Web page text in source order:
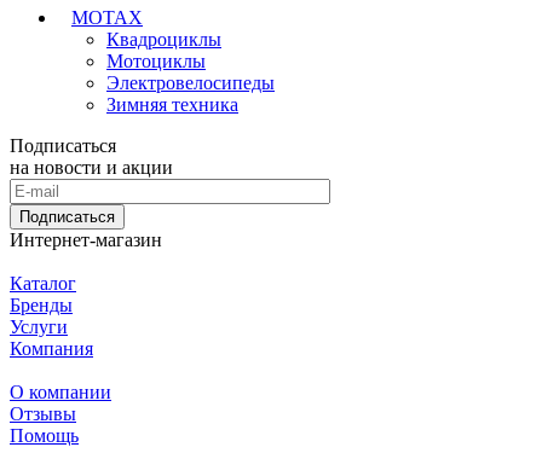
MOTAX
Квадроциклы
Мотоциклы
Электровелосипеды
Зимняя техника
Подписаться
на новости и акции
Подписаться
Интернет-магазин
Каталог
Бренды
Услуги
Компания
О компании
Отзывы
Помощь